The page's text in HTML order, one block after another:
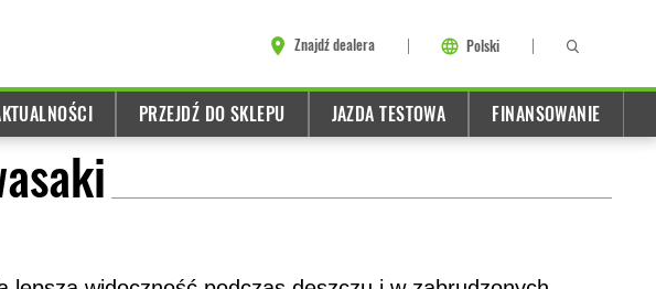
Znajdź dealera Polski
PRZEJDŹ DO SKLEPU JAZDA TESTOWA FINANSOWANIE